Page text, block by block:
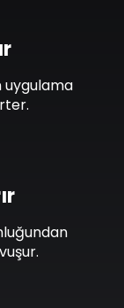
uygulama